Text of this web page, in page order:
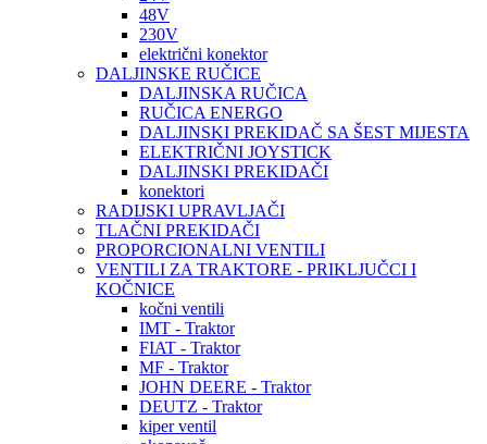
48V
230V
električni konektor
DALJINSKE RUČICE
DALJINSKA RUČICA
RUČICA ENERGO
DALJINSKI PREKIDAČ SA ŠEST MIJESTA
ELEKTRIČNI JOYSTICK
DALJINSKI PREKIDAČI
konektori
RADIJSKI UPRAVLJAČI
TLAČNI PREKIDAČI
PROPORCIONALNI VENTILI
VENTILI ZA TRAKTORE - PRIKLJUČCI I
KOČNICE
kočni ventili
IMT - Traktor
FIAT - Traktor
MF - Traktor
JOHN DEERE - Traktor
DEUTZ - Traktor
kiper ventil